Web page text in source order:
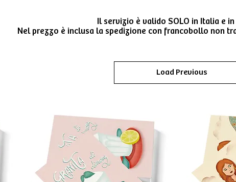
Il servizio è valido SOLO in Italia e in
Nel prezzo è inclusa la spedizione con francobollo non
Load Previous